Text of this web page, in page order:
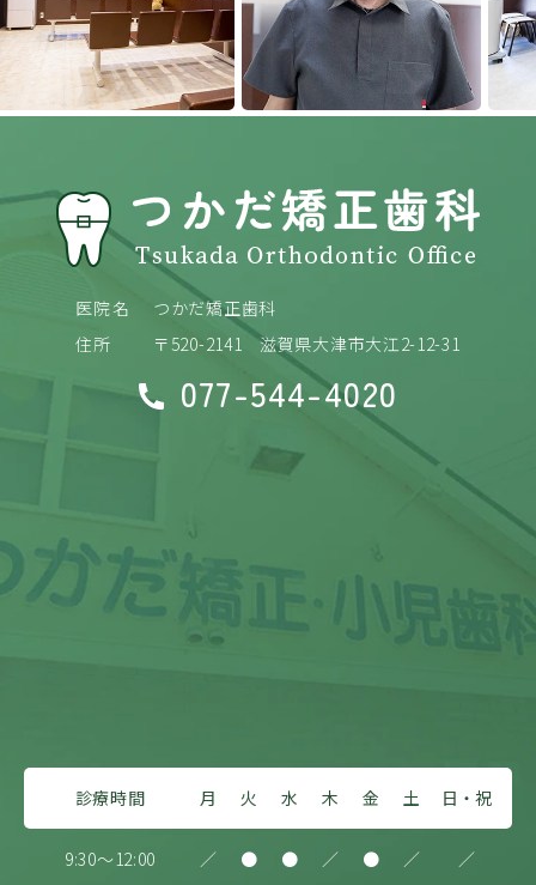
医院名
つかだ矯正歯科
住所
〒520-2141滋賀県大津市大江2-12-31
077-544-4020
診療時間 月 火 水 木 金 土 日・祝
9:30～12:00 ／ ● ● ／ ● ／ ／